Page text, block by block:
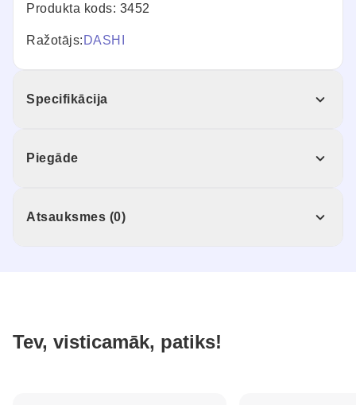
Produkta kods: 3452
Ražotājs: DASHI
Specifikācija
Piegāde
Atsauksmes (0)
Tev, visticamāk, patiks!